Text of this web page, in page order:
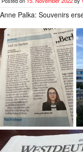
Anne Palka: Souvenirs